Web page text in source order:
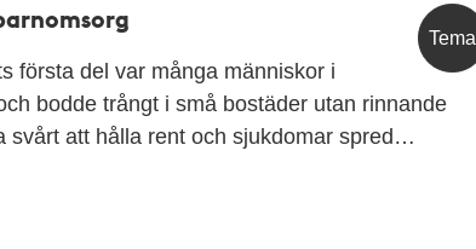
Tema
första del var många människor i
bodde trångt i små bostäder utan rinnande
svårt att hålla rent och sjukdomar spred…